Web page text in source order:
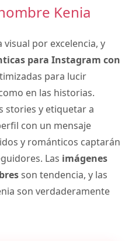
Kenia
por excelencia, y
para Instagram con
para lucir
en las historias.
stories y etiquetar a
con un mensaje
y románticos captarán
Las imágenes
son tendencia, y las
son verdaderamente